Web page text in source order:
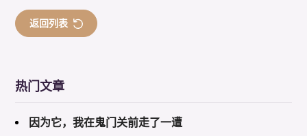
返回列表
热门文章
因为它，我在鬼门关前走了一遭